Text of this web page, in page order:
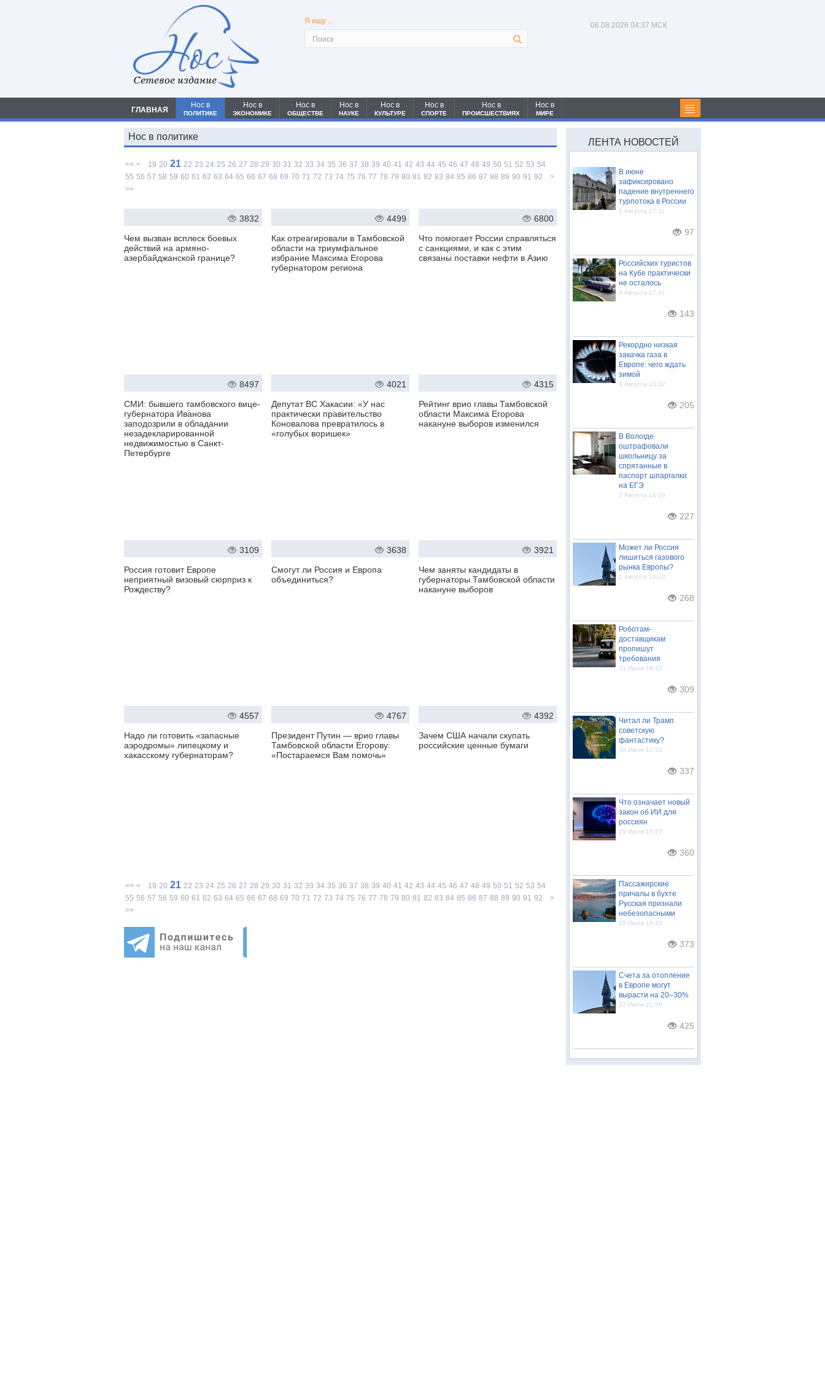
Сетевое издание
Я ищу ... 06.08.2026 04:37 МСК
ГЛАВНАЯ
Нос в
ПОЛИТИКЕ
Нос в
ЭКОНОМИКЕ
Нос в
ОБЩЕСТВЕ
Нос в
НАУКЕ
Нос в
КУЛЬТУРЕ
Нос в
СПОРТЕ
Нос в
ПРОИСШЕСТВИЯХ
Нос в
МИРЕ
Нос в политике
<< < 19 20 21 22 23 24 25 26 27 28 29 30 31 32 33 34 35 36 37 38 39 40 41 42 43 44 45 46 47 48 49 50 51 52 53 54
55 56 57 58 59 60 61 62 63 64 65 66 67 68 69 70 71 72 73 74 75 76 77 78 79 80 81 82 83 84 85 86 87 88 89 90 91 92
>
>>
3832
Чем вызван всплеск боевых
действий на армяно-
азербайджанской границе?
4499
Как отреагировали в Тамбовской
области на триумфальное
избрание Максима Егорова
губернатором региона
6800
Что помогает России справляться
с санкциями, и как с этим
связаны поставки нефти в Азию
8497
СМИ: бывшего тамбовского вице-
губернатора Иванова
заподозрили в обладании
незадекларированной
недвижимостью в Санкт-
Петербурге
4021
Депутат ВС Хакасии: «У нас
практически правительство
Коновалова превратилось в
«голубых воришек»
4315
Рейтинг врио главы Тамбовской
области Максима Егорова
накануне выборов изменился
3109
Россия готовит Европе
неприятный визовый сюрприз к
Рождеству?
3638
Смогут ли Россия и Европа
объединиться?
3921
Чем заняты кандидаты в
губернаторы Тамбовской области
накануне выборов
4557
Надо ли готовить «запасные
аэродромы» липецкому и
хакасскому губернаторам?
4767
Президент Путин — врио главы
Тамбовской области Егорову:
«Постараемся Вам помочь»
4392
Зачем США начали скупать
российские ценные бумаги
<< < 19 20 21 22 23 24 25 26 27 28 29 30 31 32 33 34 35 36 37 38 39 40 41 42 43 44 45 46 47 48 49 50 51 52 53 54
55 56 57 58 59 60 61 62 63 64 65 66 67 68 69 70 71 72 73 74 75 76 77 78 79 80 81 82 83 84 85 86 87 88 89 90 91 92
>
>>
ЛЕНТА НОВОСТЕЙ
В июне
зафиксировано
падение внутреннего
турпотока в России
5 Августа 17:11
97
Российских туристов
на Кубе практически
не осталось
4 Августа 17:41
143
Рекордно низкая
закачка газа в
Европе: чего ждать
зимой
3 Августа 13:32
205
В Вологде
оштрафовали
школьницу за
спрятанные в
паспорт шпаргалки
на ЕГЭ
2 Августа 14:19
227
Может ли Россия
лишиться газового
рынка Европы?
1 Августа 16:23
268
Роботам-
доставщикам
пропишут
требования
31 Июля 18:32
309
Читал ли Трамп
советскую
фантастику?
30 Июля 12:20
337
Что означает новый
закон об ИИ для
россиян
29 Июля 15:27
360
Пассажирские
причалы в бухте
Русская признали
небезопасными
28 Июля 18:43
373
Счета за отопление
в Европе могут
вырасти на 20–30%
27 Июля 21:50
425